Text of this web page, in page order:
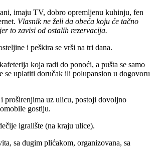
imaju TV, dobro opremljenu kuhinju, fen
Vlasnik ne želi da obeća koju će tačno
to zavisi od ostalih rezervacija.
i peškira se vrši na tri dana.
koja radi do ponoći, a pušta se samo
se uplatiti doručak ili polupansion u dogovoru
proširenjima uz ulicu, postoji dovoljno
gostiju.
igralište (na kraju ulice).
sa dugim plićakom, organizovana, sa